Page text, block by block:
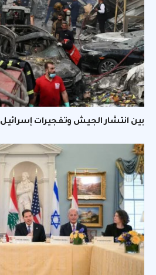
بين انتشار الجيش وتفجيرات